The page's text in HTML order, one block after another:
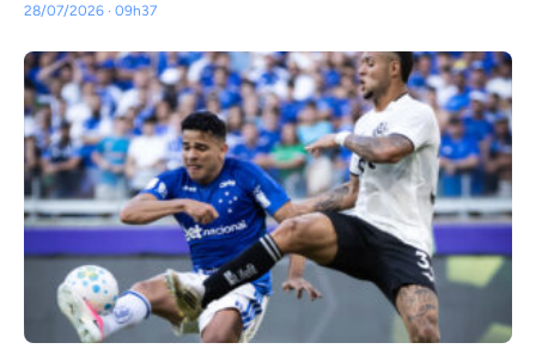
28/07/2026 · 09h37